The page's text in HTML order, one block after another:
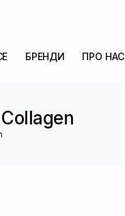
БРЕНДИ ПРО НАС
Collagen